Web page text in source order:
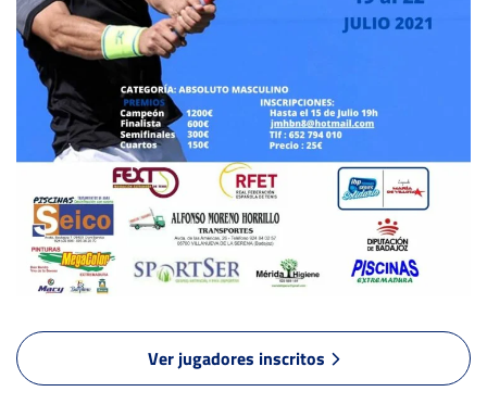
MALIRZ, K.
PLAZA MOLINA, S.
LUQUE RICO, E. 24
DE LOS RIOS KOLEJEWSKA, A. 14
REDONDO PEREIRA, D. 66
Ver jugadores inscritos